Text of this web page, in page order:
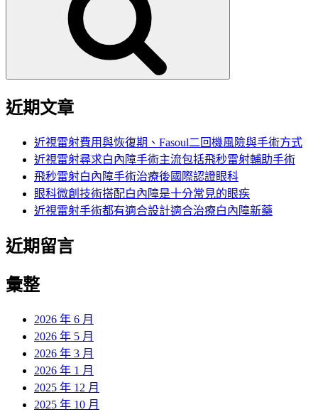
近期文章
近視雷射費用與恢復期、Fasoul二回機風險與手術方式
近視雷射尋求白內障手術主流包括飛秒雷射輔助手術
飛秒雷射白內障手術治療後國際認證眼科
眼科微創技術搭配白內障是十分常見的眼疾
近視雷射手術都有適合設計適合治療白內障新藥
近期留言
彙整
2026 年 6 月
2026 年 5 月
2026 年 3 月
2026 年 1 月
2025 年 12 月
2025 年 10 月